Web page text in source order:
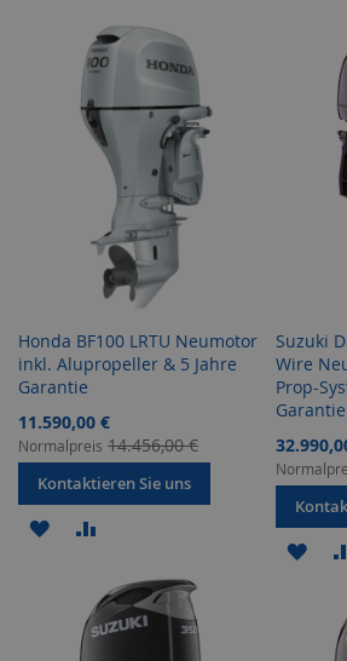
WUNSCHLISTE
HINZUFÜGEN
VERGLEICHSLISTE
HINZUFÜGEN
Honda BF100 LRTU Neumotor
inkl. Alupropeller & 5 Jahre
Garantie
Sonderangebot
11.590,00 €
Normalpreis 14.456,00 €
Kontaktieren Sie uns
ZUR
HINZUFÜGEN
HINZUFÜGEN
Suzuki
Wire
Prop-
Garantie
ZUR